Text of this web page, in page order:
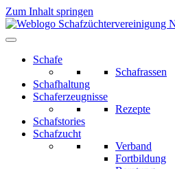
Zum Inhalt springen
Schafe
Schafrassen
Schafhaltung
Schaferzeugnisse
Rezepte
Schafstories
Schafzucht
Verband
Fortbildung